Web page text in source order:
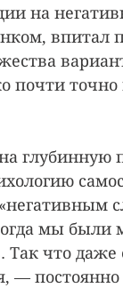
на
впитал
почти
глубинную
мы
Так что
—